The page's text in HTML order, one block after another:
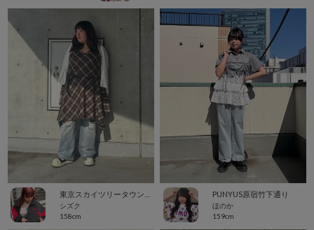
シズク
158cm
PUNYUS原宿竹下通り
ほのか
159cm